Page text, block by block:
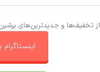
از تخفیف‌ها و جدیدترین‌های